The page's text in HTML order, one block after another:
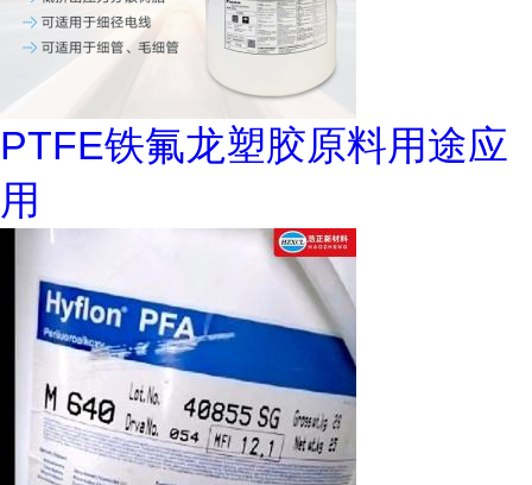
PTFE铁氟龙塑胶原料用途应
用